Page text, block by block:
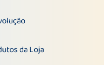
da Loja